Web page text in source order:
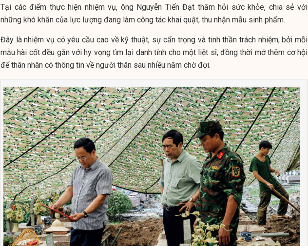
Tại các điểm thực hiện nhiệm vụ, ông Nguyễn Tiến Đạt thăm hỏi sức khỏe, chia sẻ với
những khó khăn của lực lượng đang làm công tác khai quật, thu nhận mẫu sinh phẩm.
Đây là nhiệm vụ có yêu cầu cao về kỹ thuật, sự cẩn trọng và tinh thần trách nhiệm, bởi mỗi
mẫu hài cốt đều gắn với hy vọng tìm lại danh tính cho một liệt sĩ, đồng thời mở thêm cơ hội
để thân nhân có thông tin về người thân sau nhiều năm chờ đợi.